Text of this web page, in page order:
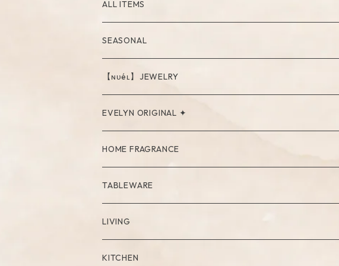
ALL ITEMS
SEASONAL
【ɴᴜéʟ】JEWELRY
PIERCE
NECKLACE
RING
EVELYN ORIGINAL ✦
HOME FRAGRANCE
Palo Santo
TABLEWARE
Cup
Mug
Plate
LIVING
Vase
KITCHEN